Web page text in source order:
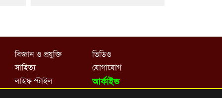
বিজ্ঞান ও প্রযুক্তি
সাহিত্য
লাইফ স্টাইল
ভিডিও
যোগাযোগ
আর্কাইভ